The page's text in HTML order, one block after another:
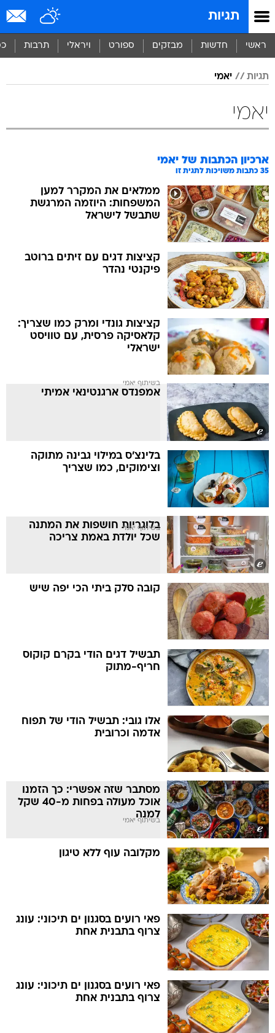
תגיות
ראשי חדשות מבזקים ספורט ויראלי תרבות
תגיות יאמי
יאמי
ארכיון הכתבות של יאמי
35 כתבות משויכות לתגית זו
ממלאים את המקרר למען
המשפחות: היוזמה המרגשת
שתבשל לישראל
קציצות דגים עם זיתים ברוטב
פיקנטי נהדר
קציצות גונדי ומרק כמו שצריך:
קלאסיקה פרסית, עם טוויסט
ישראלי
אמפנדס ארגנטינאי אמיתי
בשיתוף יאמי
בלינצ'ס במילוי גבינה מתוקה
וצימוקים, כמו שצריך
בלוגריות חושפות את המתנה
שכל יולדת באמת צריכה
בשיתוף יאמי
קובה סלק ביתי הכי יפה שיש
תבשיל דגים הודי בקרם קוקוס
חריף-מתוק
אלו גובי: תבשיל הודי של תפוח
אדמה וכרובית
מסתבר שזה אפשרי: כך הזמנו
אוכל מעולה בפחות מ-40 שקל
למנה
בשיתוף יאמי
מקלובה עוף ללא טיגון
פאי רועים בסגנון ים תיכוני: עונג
צרוף בתבנית אחת
פאי רועים בסגנון ים תיכוני: עונג
צרוף בתבנית אחת